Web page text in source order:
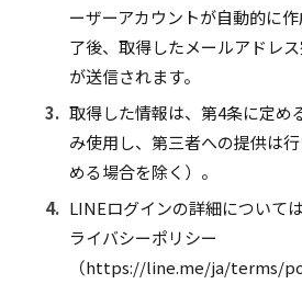
ーザーアカウントが自動的に
了後、取得したメールアドレ
が送信されます。
3. 取得した情報は、第4条に定め
み使用し、第三者への提供は
める場合を除く）。
4. LINEログインの詳細について
ライバシーポリシー
（https://line.me/ja/terms/